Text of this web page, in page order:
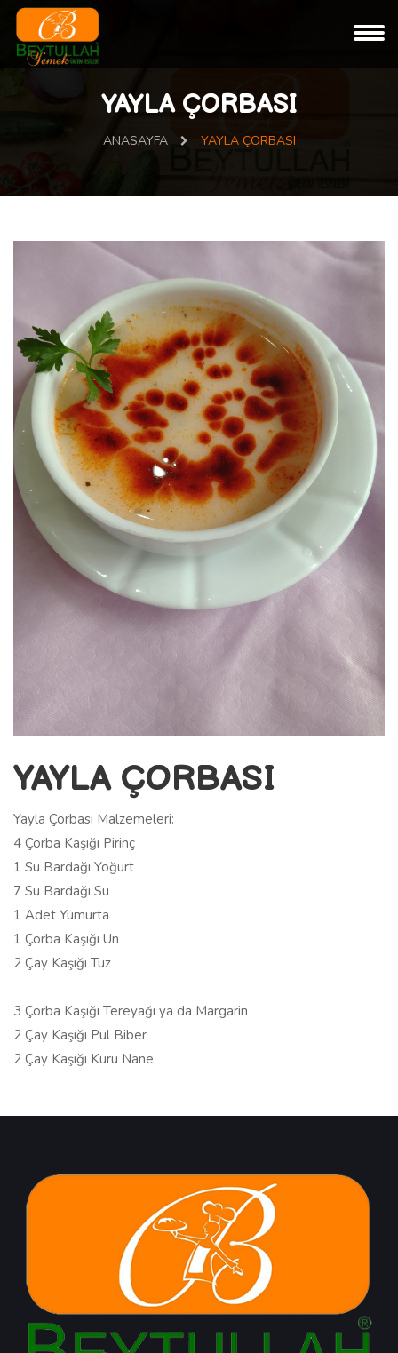
YAYLA ÇORBASI
ANASAYFA YAYLA ÇORBASI
YAYLA ÇORBASI
Yayla Çorbası Malzemeleri:
4 Çorba Kaşığı Pirinç
1 Su Bardağı Yoğurt
7 Su Bardağı Su
1 Adet Yumurta
1 Çorba Kaşığı Un
2 Çay Kaşığı Tuz
3 Çorba Kaşığı Tereyağı ya da Margarin
2 Çay Kaşığı Pul Biber
2 Çay Kaşığı Kuru Nane